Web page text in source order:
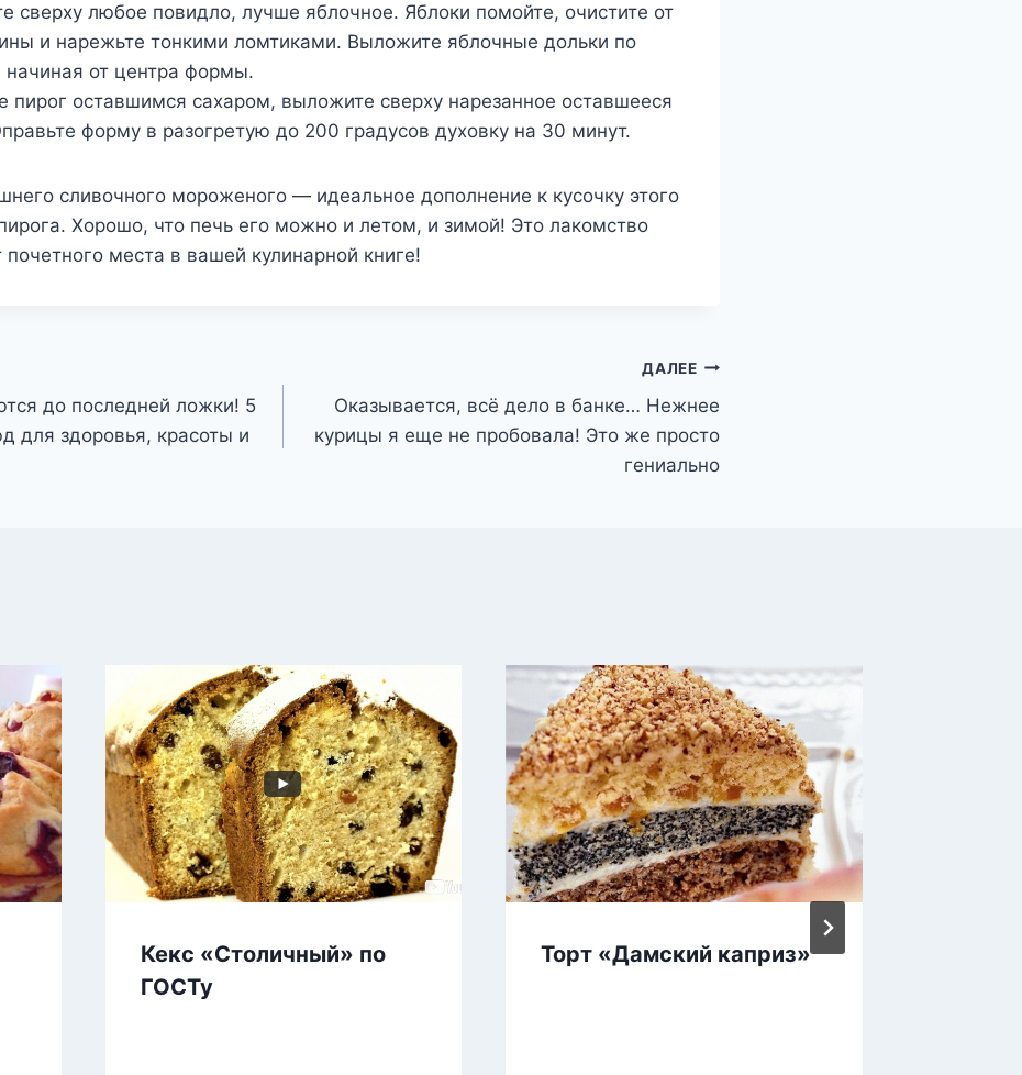
сверху любое повидло, лучше яблочное. Яблоки помойте, очистите от
и нарежьте тонкими ломтиками. Выложите яблочные дольки по
начиная от центра формы.
пирог оставшимся сахаром, выложите сверху нарезанное оставшееся
форму в разогретую до 200 градусов духовку на 30 минут.
сливочного мороженого — идеальное дополнение к кусочку этого
Хорошо, что печь его можно и летом, и зимой! Это лакомство
почетного места в вашей кулинарной книге!
до последней ложки! 5
для здоровья, красоты и
ДАЛЕЕ
Оказывается, всё дело в банке… Нежнее
курицы я еще не пробовала! Это же просто
гениально
Кекс «Столичный» по
ГОСТу
Торт «Дамский каприз»